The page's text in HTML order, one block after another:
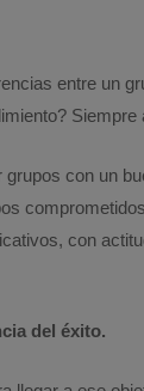
entre un
grupos con un
con
del éxito.